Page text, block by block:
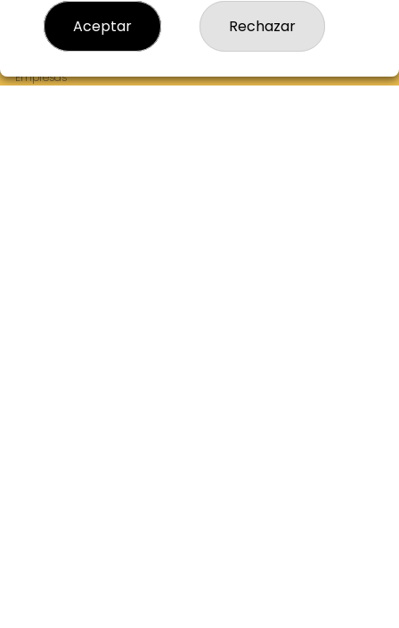
¿Quiénes somos?
Comprar lotería
Resultados
Empresas
Aceptar Rechazar